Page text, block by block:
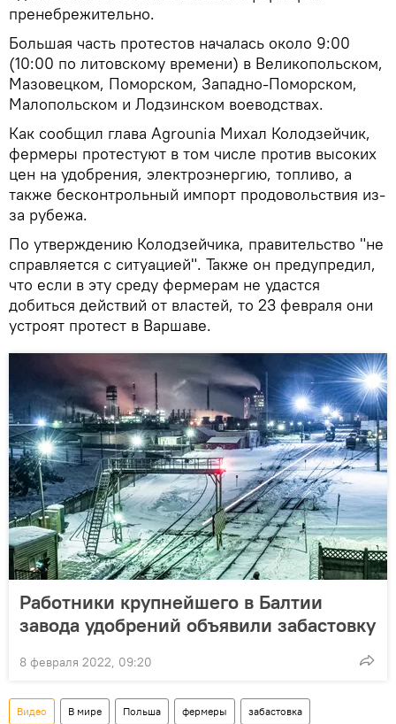
пренебрежительно.
Большая часть протестов началась около 9:00
(10:00 по литовскому времени) в Великопольском,
Мазовецком, Поморском, Западно-Поморском,
Малопольском и Лодзинском воеводствах.
Как сообщил глава Agrounia Михал Колодзейчик,
фермеры протестуют в том числе против высоких
цен на удобрения, электроэнергию, топливо, а
также бесконтрольный импорт продовольствия из-
за рубежа.
По утверждению Колодзейчика, правительство "не
справляется с ситуацией". Также он предупредил,
что если в эту среду фермерам не удастся
добиться действий от властей, то 23 февраля они
устроят протест в Варшаве.
Работники крупнейшего в Балтии
завода удобрений объявили забастовку
8 февраля 2022, 09:20
Видео В мире Польша фермеры забастовка